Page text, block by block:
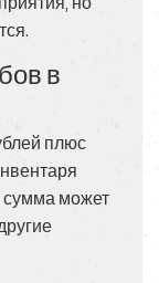
в
плюс
сумма может